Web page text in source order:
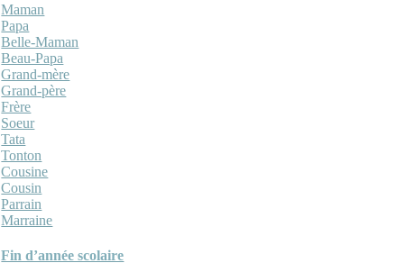
Maman
Papa
Belle-Maman
Beau-Papa
Grand-mère
Grand-père
Frère
Soeur
Tata
Tonton
Cousine
Cousin
Parrain
Marraine
Fin d’année scolaire